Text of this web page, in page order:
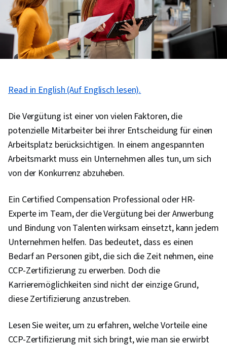
Read in English (Auf Englisch lesen).
Die Vergütung ist einer von vielen Faktoren, die
potenzielle Mitarbeiter bei ihrer Entscheidung für einen
Arbeitsplatz berücksichtigen. In einem angespannten
Arbeitsmarkt muss ein Unternehmen alles tun, um sich
von der Konkurrenz abzuheben.
Ein Certified Compensation Professional oder HR-
Experte im Team, der die Vergütung bei der Anwerbung
und Bindung von Talenten wirksam einsetzt, kann jedem
Unternehmen helfen. Das bedeutet, dass es einen
Bedarf an Personen gibt, die sich die Zeit nehmen, eine
CCP-Zertifizierung zu erwerben. Doch die
Karrieremöglichkeiten sind nicht der einzige Grund,
diese Zertifizierung anzustreben.
Lesen Sie weiter, um zu erfahren, welche Vorteile eine
CCP-Zertifizierung mit sich bringt, wie man sie erwirbt